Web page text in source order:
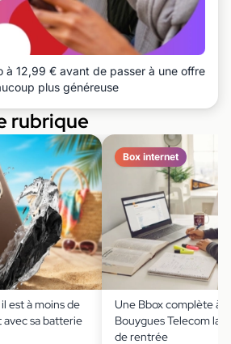
à 12,99 € avant de passer à une offre
plus généreuse
rubrique
est à moins de
sa batterie
Box internet
Une Bbox complète à
Bouygues Telecom
de rentrée